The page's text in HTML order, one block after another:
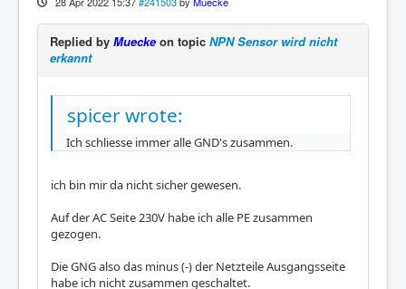
Replied by Mueckeon topic NPN Sensor wird nicht
erkannt
spicer wrote:
Ich schliesse immer alle GND's zusammen.
ich bin mir da nicht sicher gewesen.
Auf der AC Seite 230V habe ich alle PE zusammen
gezogen.
Die GNG also das minus (-) der Netzteile Ausgangsseite
habe ich nicht zusammen geschaltet.